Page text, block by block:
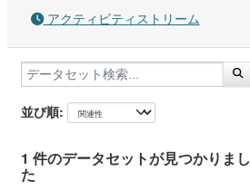
アクティビティストリーム
並び順
1 件のデータセットが見つかりまし
た